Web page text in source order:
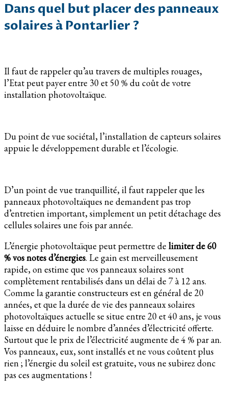
Dans quel but placer des panneaux
solaires à Pontarlier ?
Il faut de rappeler qu’au travers de multiples rouages,
l’Etat peut payer entre 30 et 50 % du coût de votre
installation photovoltaïque.
Du point de vue sociétal, l’installation de capteurs solaires
appuie le développement durable et l’écologie.
D’un point de vue tranquillité, il faut rappeler que les
panneaux photovoltaïques ne demandent pas trop
d’entretien important, simplement un petit détachage des
cellules solaires une fois par année.
L’énergie photovoltaïque peut permettre de limiter de 60
% vos notes d’énergies. Le gain est merveilleusement
rapide, on estime que vos panneaux solaires sont
complètement rentabilisés dans un délai de 7 à 12 ans.
Comme la garantie constructeurs est en général de 20
années, et que la durée de vie des panneaux solaires
photovoltaïques actuelle se situe entre 20 et 40 ans, je vous
laisse en déduire le nombre d’années d’électricité offerte.
Surtout que le prix de l’électricité augmente de 4 % par an.
Vos panneaux, eux, sont installés et ne vous coûtent plus
rien ; l’énergie du soleil est gratuite, vous ne subirez donc
pas ces augmentations !